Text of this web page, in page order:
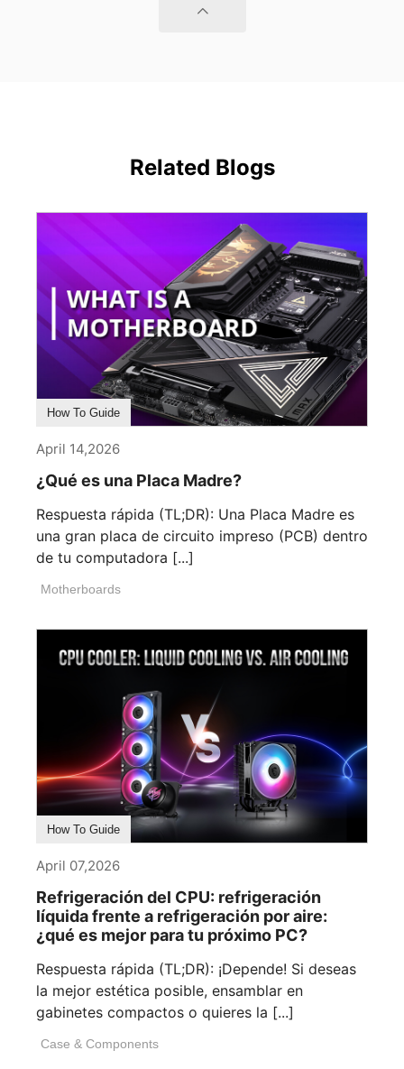
Related Blogs
How To Guide
April 14,2026
¿Qué es una Placa Madre?
Respuesta rápida (TL;DR): Una Placa Madre es
una gran placa de circuito impreso (PCB) dentro
de tu computadora [...]
Motherboards
How To Guide
April 07,2026
Refrigeración del CPU: refrigeración
líquida frente a refrigeración por aire:
¿qué es mejor para tu próximo PC?
Respuesta rápida (TL;DR): ¡Depende! Si deseas
la mejor estética posible, ensamblar en
gabinetes compactos o quieres la [...]
Case & Components